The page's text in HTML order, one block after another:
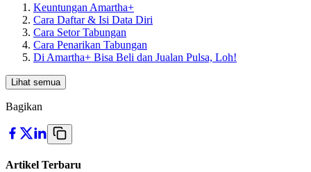
Keuntungan Amartha+
Cara Daftar & Isi Data Diri
Cara Setor Tabungan
Cara Penarikan Tabungan
Di Amartha+ Bisa Beli dan Jualan Pulsa, Loh!
Lihat semua
Bagikan
Artikel Terbaru